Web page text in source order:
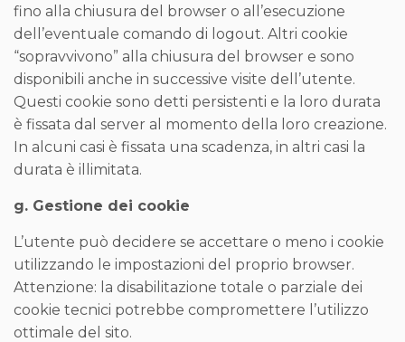
fino alla chiusura del browser o all’esecuzione
dell’eventuale comando di logout. Altri cookie
“sopravvivono” alla chiusura del browser e sono
disponibili anche in successive visite dell’utente.
Questi cookie sono detti persistenti e la loro durata
è fissata dal server al momento della loro creazione.
In alcuni casi è fissata una scadenza, in altri casi la
durata è illimitata.
g. Gestione dei cookie
L’utente può decidere se accettare o meno i cookie
utilizzando le impostazioni del proprio browser.
Attenzione: la disabilitazione totale o parziale dei
cookie tecnici potrebbe compromettere l’utilizzo
ottimale del sito.